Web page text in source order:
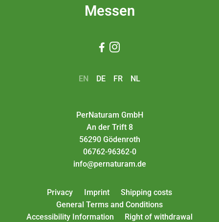
Messen
 
EN DE FR NL
PerNaturam GmbH
An der Trift 8
56290 Gödenroth
06762-96362-0
info@pernaturam.de
Privacy Imprint
Shipping costs
General Terms and Conditions
Accessibility Information
Right of withdrawal